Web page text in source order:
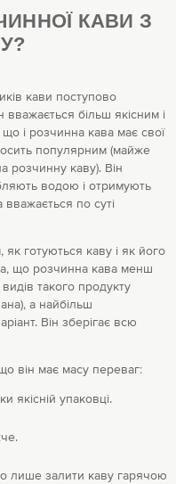
КАВИ З
кави поступово
більш якісним і
і розчинна кава має свої
популярним (майже
розчинну каву). Він
водою і отримують
по суті
готуються каву і як його
що розчинна кава менш
такого продукту
а найбільш
Він зберігає всю
він має масу переваг:
якісній упаковці.
лише залити каву гарячою